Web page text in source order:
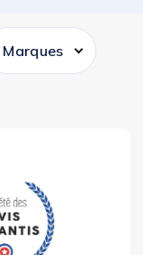
Marques